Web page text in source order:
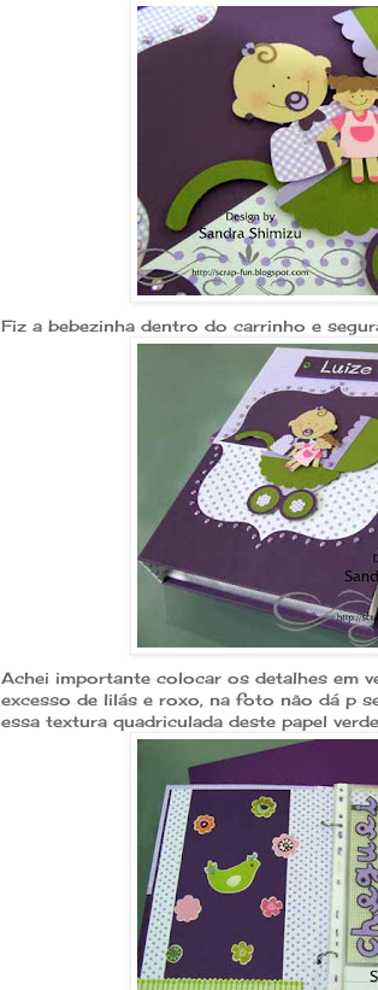
Fiz a bebezinha dentro do carrinho e
Achei importante colocar os detalhes em
excesso de lilás e roxo, na foto não dá p
essa textura quadriculada deste papel